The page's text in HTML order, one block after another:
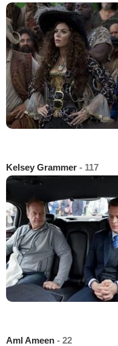
Kelsey Grammer - 117
Aml Ameen - 22